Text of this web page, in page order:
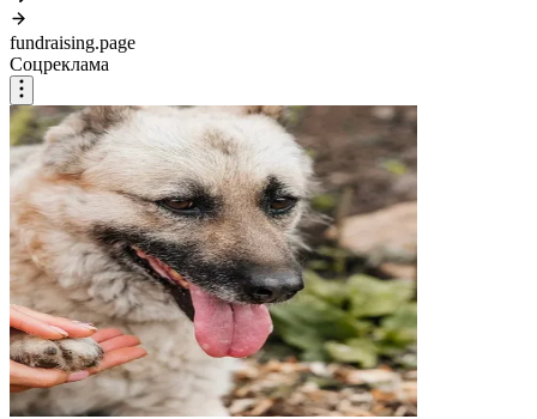
fundraising.page
Соцреклама